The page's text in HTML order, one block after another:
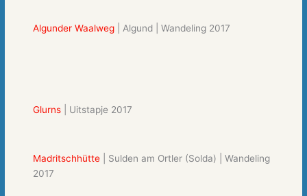
Algunder Waalweg | Algund | Wandeling 2017
Glurns | Uitstapje 2017
Madritschhütte | Sulden am Ortler (Solda) | Wandeling
2017